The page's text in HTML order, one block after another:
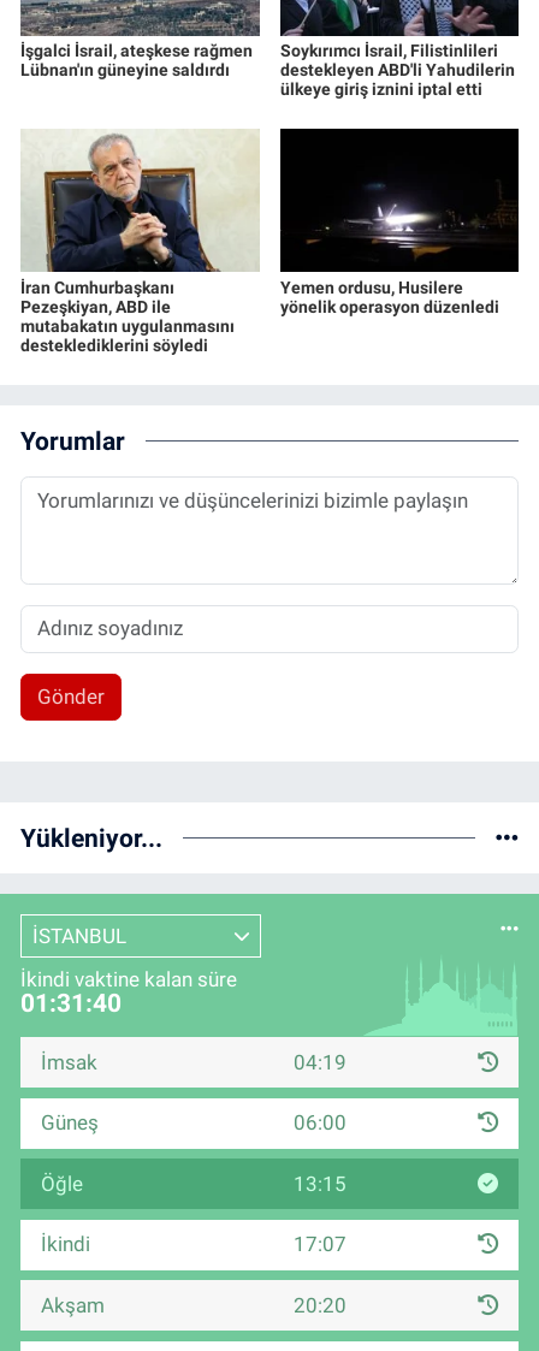
İşgalci İsrail, ateşkese rağmen
Lübnan'ın güneyine saldırdı
Soykırımcı İsrail, Filistinlileri
destekleyen ABD'li Yahudilerin
ülkeye giriş iznini iptal etti
İran Cumhurbaşkanı
Pezeşkiyan, ABD ile
mutabakatın uygulanmasını
desteklediklerini söyledi
Yemen ordusu, Husilere
yönelik operasyon düzenledi
Yorumlar
Gönder
Yükleniyor...
İSTANBUL
İkindi vaktine kalan süre
01:31:40
İmsak 04:19
Güneş 06:00
Öğle 13:15
İkindi 17:07
Akşam 20:20